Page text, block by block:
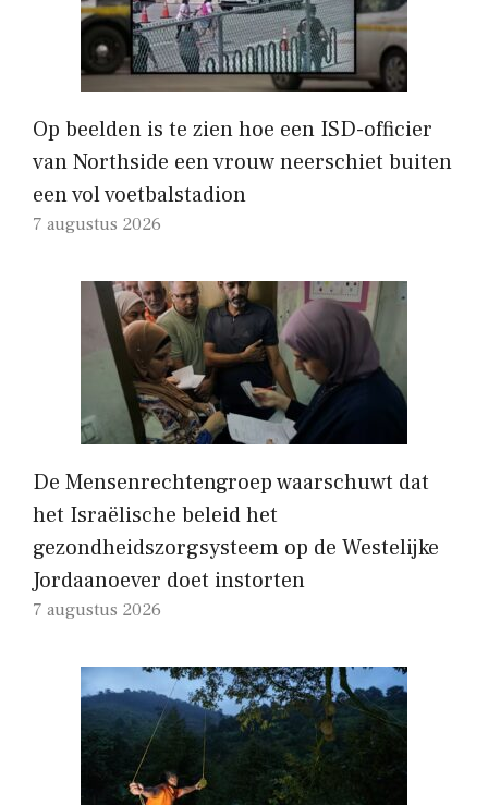
Op beelden is te zien hoe een ISD-officier
van Northside een vrouw neerschiet buiten
een vol voetbalstadion
7 augustus 2026
De Mensenrechtengroep waarschuwt dat
het Israëlische beleid het
gezondheidszorgsysteem op de Westelijke
Jordaanoever doet instorten
7 augustus 2026